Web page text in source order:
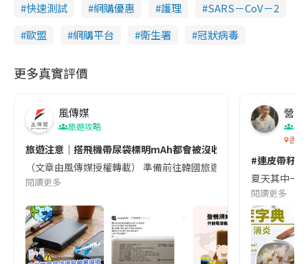
快速測試
網購優惠 護理
SARS－CoV－2
歐盟
網購平台 衞生署 冠狀病毒
更多真實評價
風傳媒
旅遊攻略
旅遊注意｜搭飛機帶尿袋標明mAh都會被沒收😱出發前切記檢查
（文章由風傳媒授權轉載） 準備前往韓國旅遊的民眾，近期要
閱讀更多
營養
香港
#連皮帶籽
夏天其中一
閱讀更多